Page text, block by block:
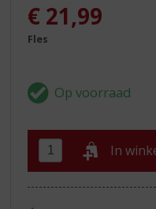
€ 21,99
Fles
In